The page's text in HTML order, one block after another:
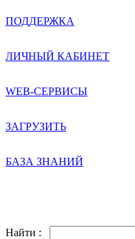
ПОДДЕРЖКА
ЛИЧНЫЙ КАБИНЕТ
WEB-СЕРВИСЫ
ЗАГРУЗИТЬ
БАЗА ЗНАНИЙ
Найти :